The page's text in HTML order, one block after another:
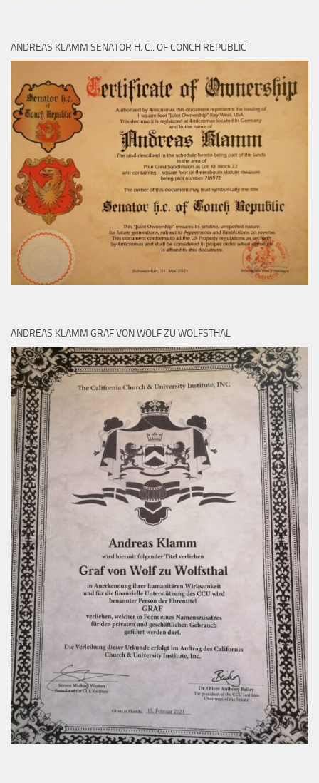
ANDREAS KLAMM SENATOR H. C.. OF CONCH REPUBLIC
ANDREAS KLAMM GRAF VON WOLF ZU WOLFSTHAL